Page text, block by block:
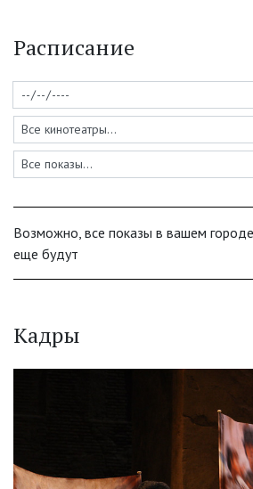
Расписание
Возможно, все показы в вашем
еще будут
Кадры